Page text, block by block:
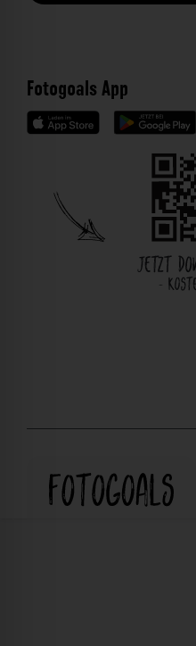
Fotogoals App